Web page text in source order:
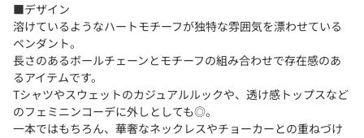
■デザイン
溶けているようなハートモチーフが独特な雰囲気を漂わせている
ペンダント。
長さのあるボールチェーンとモチーフの組み合わせで存在感のあ
るアイテムです。
Tシャツやスウェットのカジュアルルックや、透け感トップスなど
のフェミニンコーデに外しとしても◎。
一本ではもちろん、華奢なネックレスやチョーカーとの重ねづけ